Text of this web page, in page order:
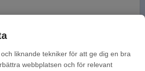
liknande tekniker för att ge dig en bra
webbplatsen och för relevant